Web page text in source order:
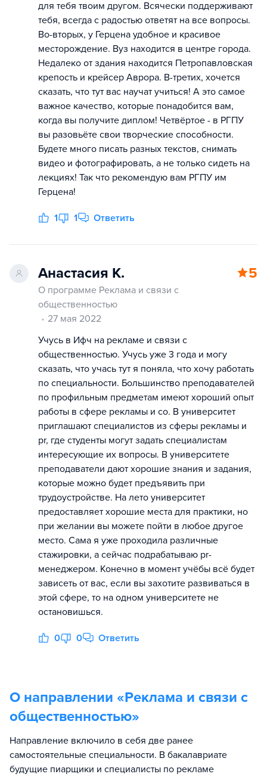
для тебя твоим другом. Всячески поддерживают
тебя, всегда с радостью ответят на все вопросы.
Во-вторых, у Герцена удобное и красивое
месторождение. Вуз находится в центре города.
Недалеко от здания находится Петропавловская
крепость и крейсер Аврора. В-третих, хочется
сказать, что тут вас научат учиться! А это самое
важное качество, которые понадобится вам,
когда вы получите диплом! Четвёртое - в РГПУ
вы разовьёте свои творческие способности.
Будете много писать разных текстов, снимать
видео и фотографировать, а не только сидеть на
лекциях! Так что рекомендую вам РГПУ им
Герцена!
1 1 Ответить
Анастасия К. 5
О программе Реклама и связи с
общественностью
27 мая 2022
Учусь в Ифч на рекламе и связи с
общественностью. Учусь уже 3 года и могу
сказать, что учась тут я поняла, что хочу работать
по специальности. Большинство преподавателей
по профильным предметам имеют хороший опыт
работы в сфере рекламы и со. В университет
приглашают специалистов из сферы рекламы и
pr, где студенты могут задать специалистам
интересующие их вопросы. В университете
преподаватели дают хорошие знания и задания,
которые можно будет предъявить при
трудоустройстве. На лето университет
предоставляет хорошие места для практики, но
при желании вы можете пойти в любое другое
место. Сама я уже проходила различные
стажировки, а сейчас подрабатываю pr-
менеджером. Конечно в момент учёбы всё будет
зависеть от вас, если вы захотите развиваться в
этой сфере, то на одном университете не
остановишься.
0 0 Ответить
О направлении «Реклама и связи с
общественностью»
Направление включило в себя две ранее
самостоятельные специальности. В бакалавриате
будущие пиарщики и специалисты по рекламе